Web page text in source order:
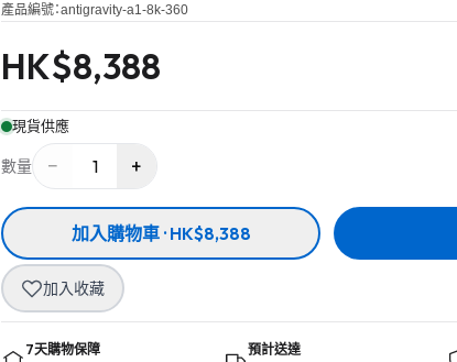
產品編號：antigravity-a1-8k-360
HK$8,388
現貨供應
數量 − 1 +
加入購物車 · HK$8,388
加入收藏
7天購物保障 預計送達